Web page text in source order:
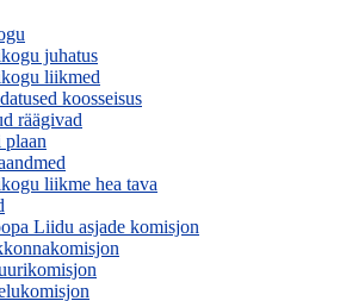
juhatus
liikmed
koosseisus
räägivad
plaan
liikme hea tava
Liidu asjade komisjon